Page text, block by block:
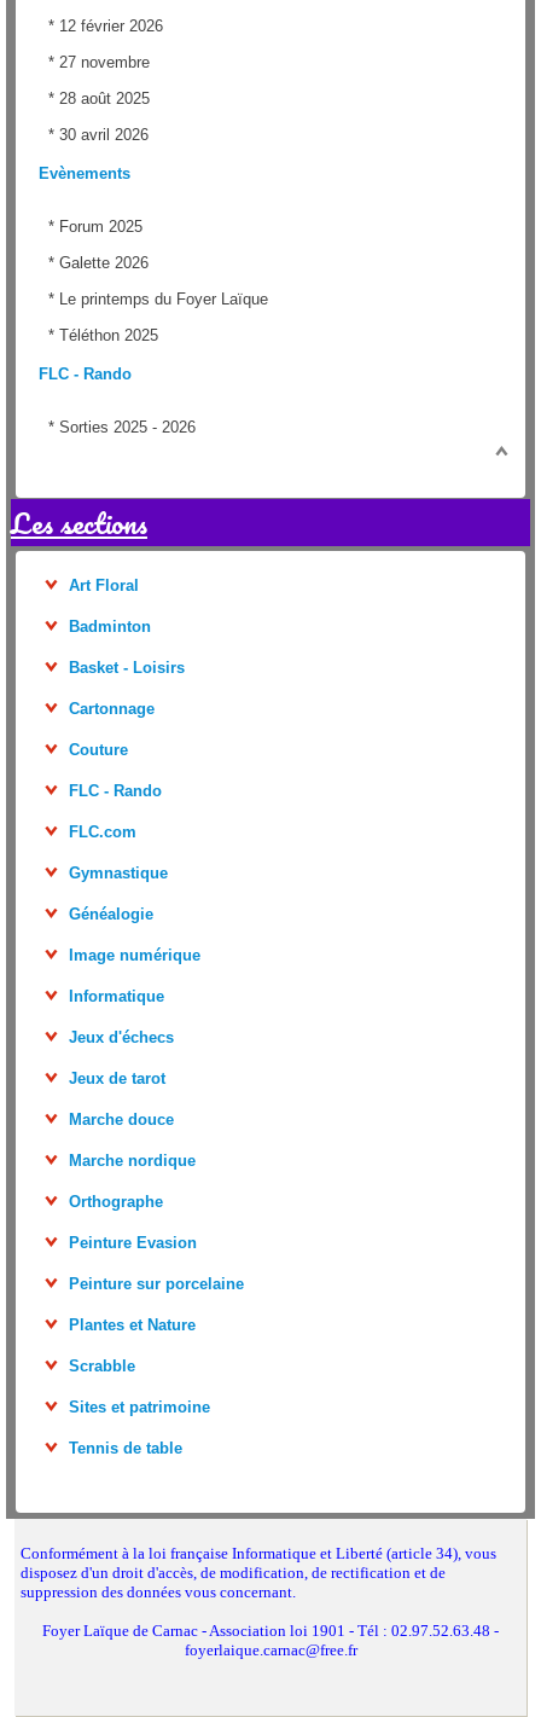
* 12 février 2026
* 27 novembre
* 28 août 2025
* 30 avril 2026
Evènements
* Forum 2025
* Galette 2026
* Le printemps du Foyer Laïque
* Téléthon 2025
FLC - Rando
* Sorties 2025 - 2026
Les sections
Art Floral
Badminton
Basket - Loisirs
Cartonnage
Couture
FLC - Rando
FLC.com
Gymnastique
Généalogie
Image numérique
Informatique
Jeux d'échecs
Jeux de tarot
Marche douce
Marche nordique
Orthographe
Peinture Evasion
Peinture sur porcelaine
Plantes et Nature
Scrabble
Sites et patrimoine
Tennis de table
Conformément à la loi française Informatique et Liberté (article 34), vous
disposez d'un droit d'accès, de modification, de rectification et de
suppression des données vous concernant.
Foyer Laïque de Carnac - Association loi 1901 - Tél : 02.97.52.63.48 -
foyerlaique.carnac@free.fr